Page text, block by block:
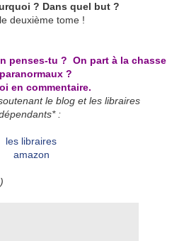
? Dans quel but ?
deuxième tome !
penses-tu ? On part à la chasse
?
en commentaire.
le blog et les libraires
:
)